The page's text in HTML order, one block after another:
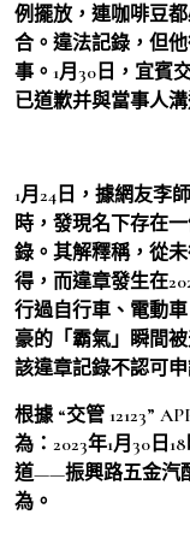
例擺放，連咖啡豆
合。違法記錄，但
事。1月30日，宜賓
已道歉并與當事人溝
1月24日，據網友李
時，發現名下存在
錄。其解釋稱，從
得，而違章發生在
行過自行車、電動
豪的「霸氣」瞬間
該違章記錄不認可申
根據 “交管 12123”
為：2023年1月30日
道——振興路五金汽
為。